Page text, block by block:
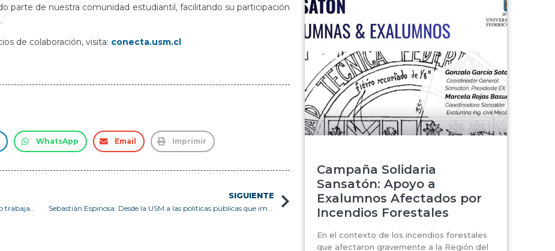
parte de nuestra comunidad estudiantil, facilitando su participación
de colaboración, visita: conecta.usm.cl
WhatsApp Email Imprimir
Sansanos por el mundo: Innovación y resiliencia incluso trabajando en pareja
SIGUIENTE
Sebastián Espinosa: Desde la USM a las políticas públicas que impactan el país
Campaña Solidaria
Sansatón: Apoyo a
Exalumnos Afectados por
Incendios Forestales
En el contexto de los incendios forestales
que afectaron gravemente a la Región del